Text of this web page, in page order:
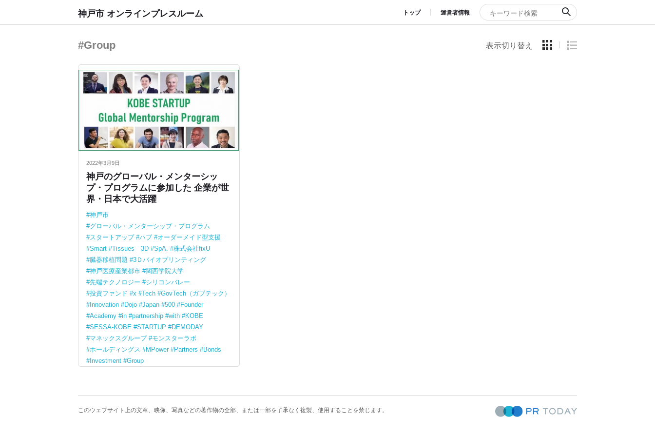
神戸市 オンラインプレスルーム トップ 運営者情報
#Group 表示切り替え
2022年3月9日
神戸のグローバル・メンターシッ
プ・プログラムに参加した 企業が世
界・日本で大活躍
神戸市
グローバル・メンターシップ・プログラム
スタートアップ
ハブ
オーダーメイド型支援
Smart
Tissues 3D SpA.
株式会社fixU
臓器移植問題
3Ｄバイオプリンティング
神戸医療産業都市
関西学院大学
先端テクノロジー
シリコンバレー
投資ファンド
x Tech
GovTech（ガブテック）
Innovation
Dojo Japan 500
Founder
Academy
in partnership with
KOBE
SESSA-KOBE
STARTUP
DEMODAY
マネックスグループ
モンスターラボ
ホールディングス
MPower Partners
Bonds
Investment
Group
このウェブサイト上の文章、映像、写真などの著作物の全部、または一部を了承なく複製、使用することを禁じます。